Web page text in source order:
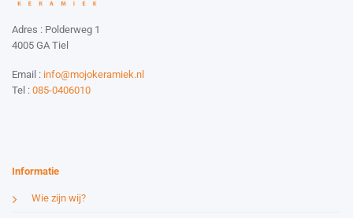
Adres : Polderweg 1
4005 GA Tiel
Email : info@mojokeramiek.nl
Tel : 085-0406010
Informatie
Wie zijn wij?